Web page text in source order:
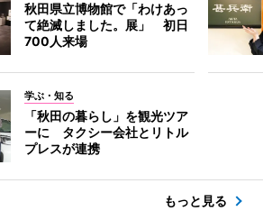
秋田県立博物館で「わけあっ
て絶滅しました。展」 初日
700人来場
学ぶ・知る
「秋田の暮らし」を観光ツア
ーに タクシー会社とリトル
プレスが連携
もっと見る